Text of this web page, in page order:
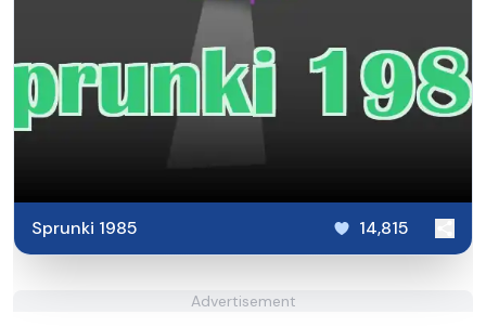
Sprunki 1985 14,815
Advertisement